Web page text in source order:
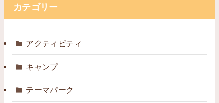
カテゴリー
アクティビティ
キャンプ
テーマパーク